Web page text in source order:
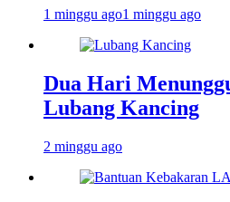
1 minggu ago1 minggu ago
Dua Hari
Lubang Kancing
2 minggu ago